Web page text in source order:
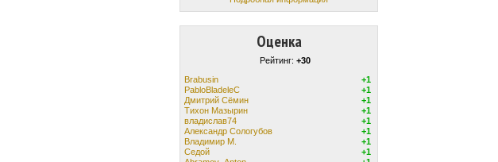
Оценка
Рейтинг: +30
Brabusin
+1
PabloBladeleC
+1
Дмитрий Сёмин
+1
Тихон Мазырин
+1
владислав74
+1
Александр Сологубов
+1
Владимир М.
+1
Cедой
+1